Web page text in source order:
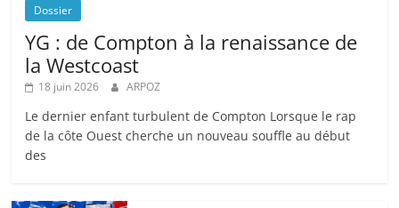
Dossier
YG : de Compton à la renaissance de
la Westcoast
18 juin 2026 ARPOZ
Le dernier enfant turbulent de Compton Lorsque le rap
de la côte Ouest cherche un nouveau souffle au début
des